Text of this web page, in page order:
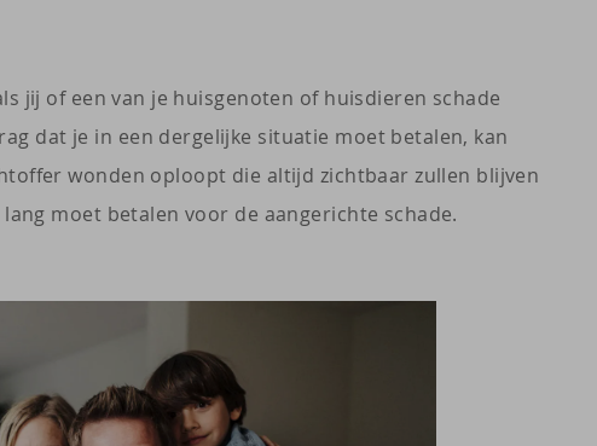
jij of een van je huisgenoten of huisdieren schade
dat je in een dergelijke situatie moet betalen, kan
wonden oploopt die altijd zichtbaar zullen blijven
moet betalen voor de aangerichte schade.